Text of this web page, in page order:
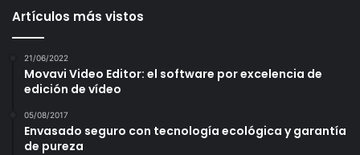
Artículos más vistos
21/06/2022
Movavi Video Editor: el software por excelencia de
edición de vídeo
05/08/2017
Envasado seguro con tecnología ecológica y garantía
de pureza